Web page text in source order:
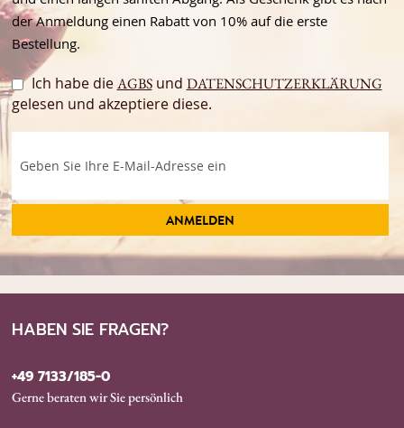
der Anmeldung einen Rabatt von 10% auf die erste
Bestellung.
Ich habe dieAGBSund DATENSCHUTZERKLÄRUNG
gelesen und akzeptiere diese.
ANMELDEN
HABEN SIE FRAGEN?
+49 7133/185-0
Gerne beraten wir Sie persönlich